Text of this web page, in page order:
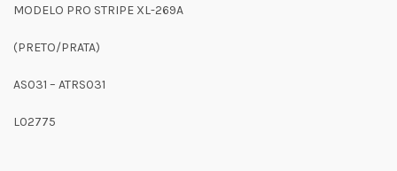
MODELO PRO STRIPE XL-269A
(PRETO/PRATA)
AS031 – ATRS031
L02775